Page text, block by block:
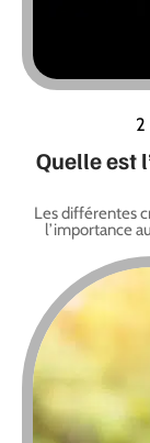
2
Quelle est
Les différentes
l’importance